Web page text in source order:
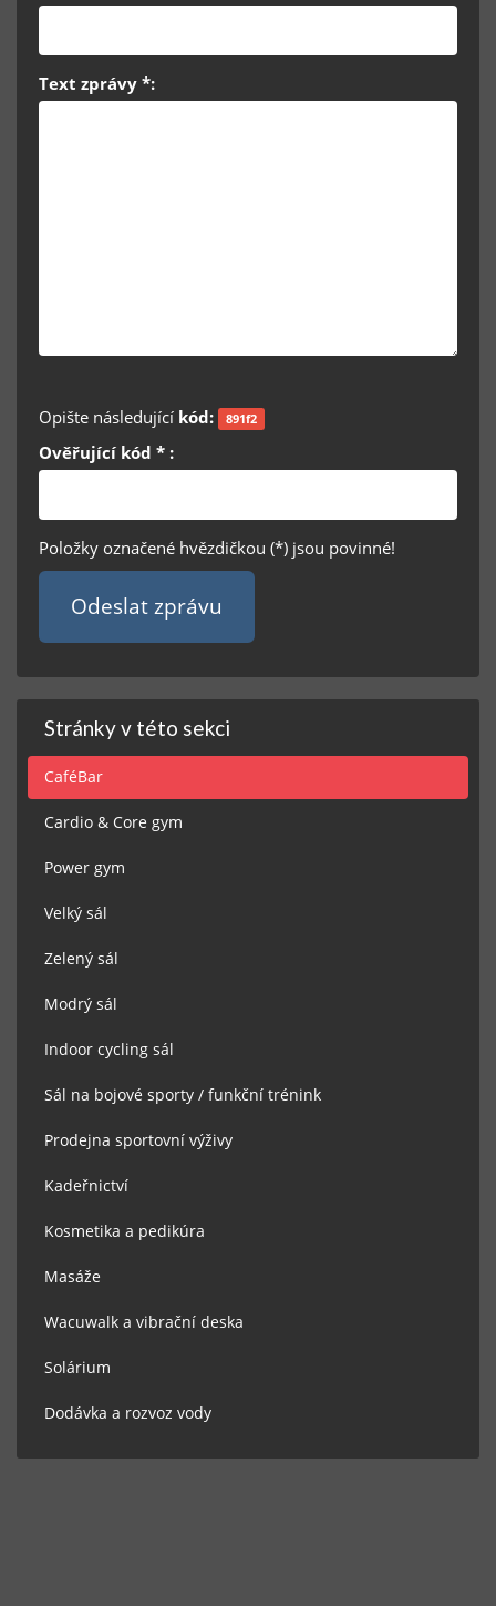
Text zprávy *:
Opište následující kód: 891f2
Ověřující kód * :
Položky označené hvězdičkou (*) jsou povinné!
Stránky v této sekci
CaféBar
Cardio & Core gym
Power gym
Velký sál
Zelený sál
Modrý sál
Indoor cycling sál
Sál na bojové sporty / funkční trénink
Prodejna sportovní výživy
Kadeřnictví
Kosmetika a pedikúra
Masáže
Wacuwalk a vibrační deska
Solárium
Dodávka a rozvoz vody